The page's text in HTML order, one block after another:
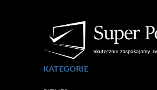
KATEGORIE